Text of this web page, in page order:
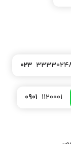
023
0901 1120001